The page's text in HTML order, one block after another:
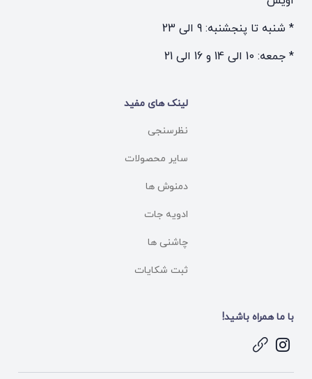
* شنبه تا پنجشنبه: 9 الی 23
* جمعه: 10 الی 14 و 16 الی 21
لینک های مفید
نظرسنجی
سایر محصولات
دمنوش ها
ادویه جات
چاشنی ها
ثبت شکایات
با ما همراه باشید!